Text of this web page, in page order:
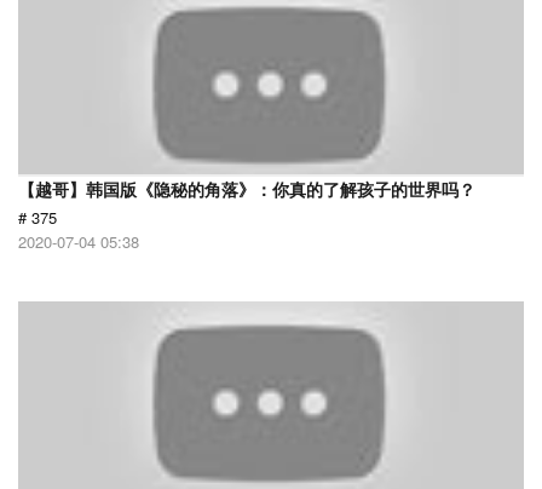
【越哥】韩国版《隐秘的角落》：你真的了解孩子的世界吗？
# 375
2020-07-04 05:38